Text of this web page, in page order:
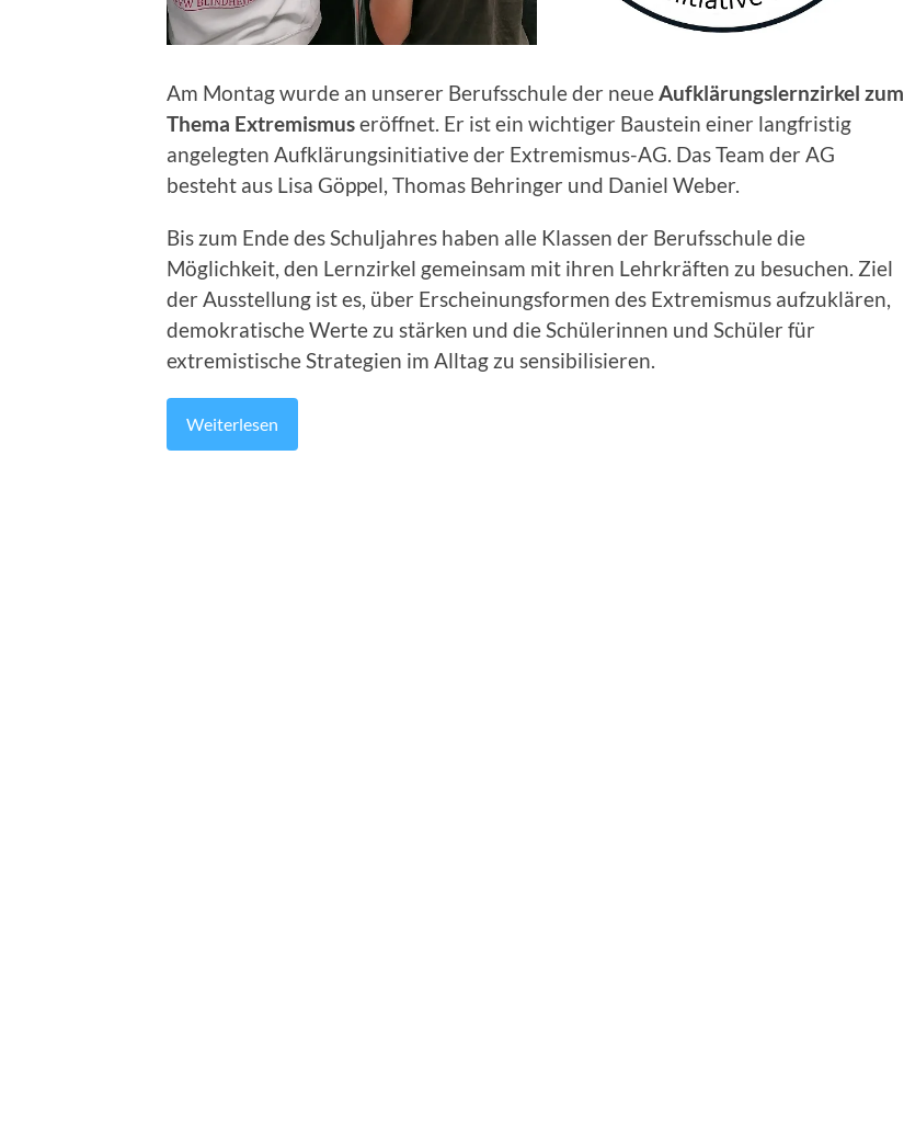
Am Montag wurde an unserer Berufsschule der neueAufklärungslernzirkel zum
Thema Extremismuseröffnet. Er ist ein wichtiger Baustein einer langfristig
angelegten Aufklärungsinitiative der Extremismus-AG. Das Team der AG
besteht aus Lisa Göppel, Thomas Behringer und Daniel Weber.
Bis zum Ende des Schuljahres haben alle Klassen der Berufsschule die
Möglichkeit, den Lernzirkel gemeinsam mit ihren Lehrkräften zu besuchen. Ziel
der Ausstellung ist es, über Erscheinungsformen des Extremismus aufzuklären,
demokratische Werte zu stärken und die Schülerinnen und Schüler für
extremistische Strategien im Alltag zu sensibilisieren.
Weiterlesen